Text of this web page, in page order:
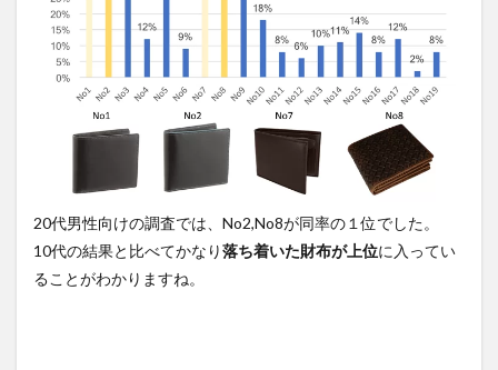
20代男性向けの調査では、No2,No8が同率の１位でした。
10代の結果と比べてかなり落ち着いた財布が上位に入ってい
ることがわかりますね。